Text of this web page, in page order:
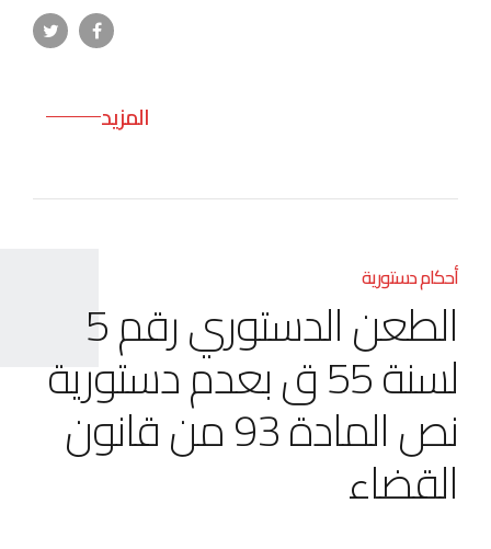
المزيد
أحكام دستورية
الطعن الدستوري رقم 5
لسنة 55 ق بعدم دستورية
نص المادة 93 من قانون
القضاء